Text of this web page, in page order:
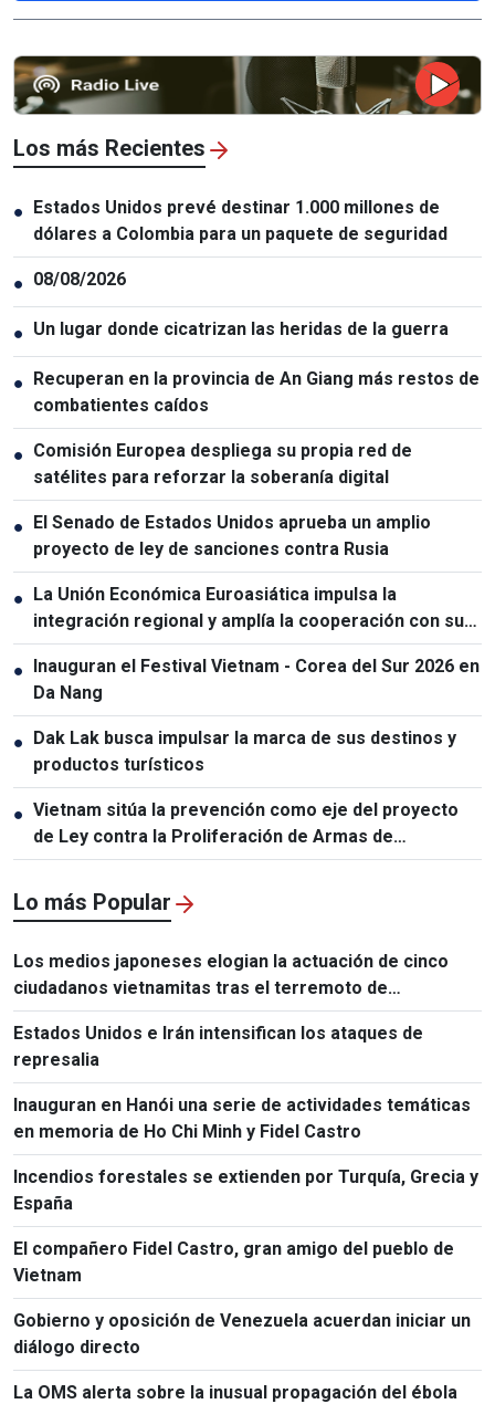
Los más Recientes
● Estados Unidos prevé destinar 1.000 millones de
dólares a Colombia para un paquete de seguridad
● 08/08/2026
● Un lugar donde cicatrizan las heridas de la guerra
● Recuperan en la provincia de An Giang más restos de
combatientes caídos
● Comisión Europea despliega su propia red de
satélites para reforzar la soberanía digital
● El Senado de Estados Unidos aprueba un amplio
proyecto de ley de sanciones contra Rusia
● La Unión Económica Euroasiática impulsa la
integración regional y amplía la cooperación con sus
socios
● Inauguran el Festival Vietnam - Corea del Sur 2026 en
Da Nang
● Dak Lak busca impulsar la marca de sus destinos y
productos turísticos
● Vietnam sitúa la prevención como eje del proyecto
de Ley contra la Proliferación de Armas de
Destrucción Masiva
Lo más Popular
Los medios japoneses elogian la actuación de cinco
ciudadanos vietnamitas tras el terremoto de
Kumamoto
Estados Unidos e Irán intensifican los ataques de
represalia
Inauguran en Hanói una serie de actividades temáticas
en memoria de Ho Chi Minh y Fidel Castro
Incendios forestales se extienden por Turquía, Grecia y
España
El compañero Fidel Castro, gran amigo del pueblo de
Vietnam
Gobierno y oposición de Venezuela acuerdan iniciar un
diálogo directo
La OMS alerta sobre la inusual propagación del ébola